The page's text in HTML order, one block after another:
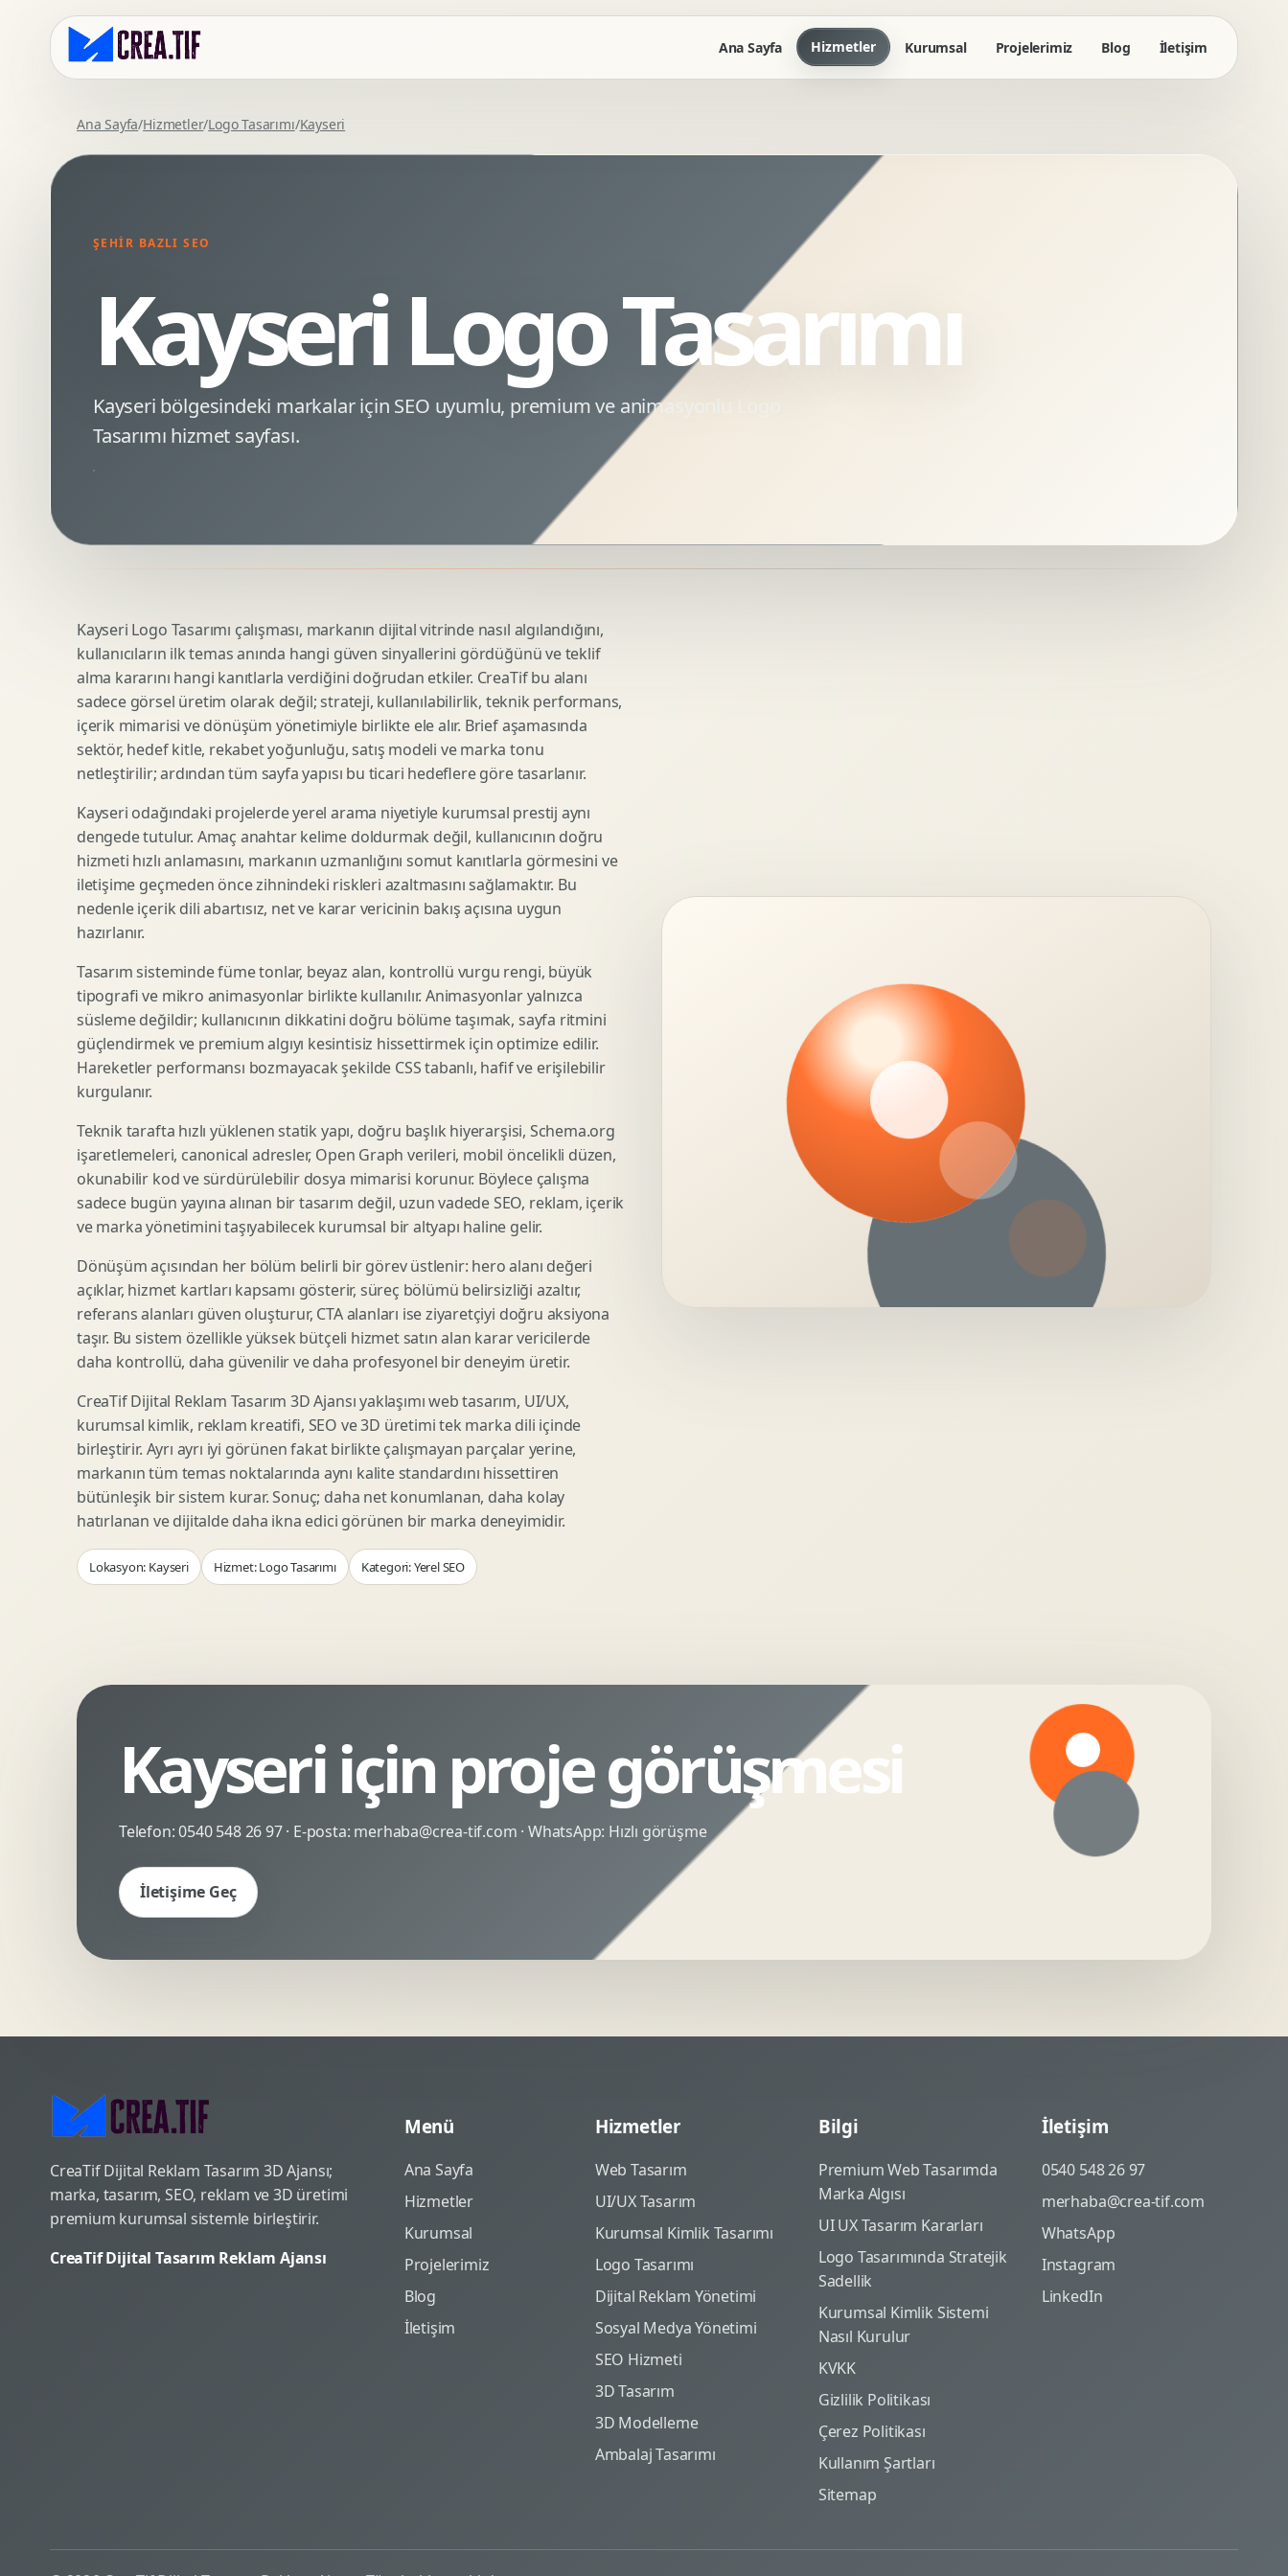
Ana Sayfa Hizmetler
Kurumsal Web Tasarim
SEO Uyumlu Web Tasarim
Webflow Web Tasarim
Framer Web Tasarim
Kurumsal Site Yenileme
Dashboard UI Tasarimi
Conversion UX Optimizasyonu
Kurumsal Dokuman Tasarimi
Ofis Ici Gorsel Kimlik
Kurumsal Katalog Tasarimi
Minimal Logo Tasarimi
Premium Logo Tasarimi
Logo Revizyonu
Kurumsal Logo Yenileme
Google Ads Reklam Tasarimi
Remarketing Kreatifleri
Sosyal Medya Kreatif Tasarimi
Reels Kapak Tasarimi
Topluluk Yonetimi
Influencer Kampanya Tasarimi
Uluslararasi SEO
SEO Icerik Stratejisi
Schema Markup Optimizasyonu
Urun Gorsellestirme
3D Reklam Gorseli
Cgi Kampanya Gorseli
3D Karakter Tasarimi
3D Stand Tasarimi
3D Sosyal Medya Gorseli
3D Lansman Filmi
3D Urun Modelleme
Mimari 3D Gorsellestirme
Endustriyel Modelleme
Low Poly Modelleme
High Poly Modelleme
3D Render Alma
Teknik Modelleme
Premium Ambalaj Tasarimi
Etiket Tasarimi
Kutu Tasarimi
Raf Gorunurlugu
Gida Ambalaj Tasarimi
Kozmetik Ambalaj Tasarimi
E Ticaret Kutu Tasarimi
Ambalaj Mockup Tasarimi
Afis Tasarimi
Brosur Tasarimi
Sosyal Medya Gorsel Tasarimi
Sunum Tasarimi
Infografik Tasarimi
Fuaye Gorsel Tasarimi
Kurumsal Ilan Tasarimi
Marka Stratejisi
Marka Konumlandirma
Isimlendirme
Rekabet Analizi
Marka Mimarisi
Deger Onerisi Tasarimi
Pazara Giris Stratejisi
Shopify Tasarim
Woocommerce Tasarim
Eticaret UX Optimizasyonu
Urun Sayfasi Tasarimi
Sepet Odeme UX
Pazaryeri Marka Magazasi
Eticaret SEO Altyapisi
Lead Generation Landing Page
Reklam Landing Page
Urun Lansman Sayfasi
Ab Test Arayuzu
App Landing Page
Form Optimizasyonu
Sales Page Tasarimi
Display Banner Tasarimi
Video Reklam Kreatifi
Outdoor Reklam Tasarimi
Story Reklam Tasarimi
Statik Reklam Gorseli
Motion Banner Tasarimi
Mikro Animasyon Tasarimi
Urun Tanitim Animasyonu
Interaktif Kampanya
Kurumsal Projelerimiz Blog İletişim
Ana Sayfa/Hizmetler/Logo Tasarımı/Kayseri
ŞEHIR BAZLI SEO
Kayseri Logo Tasarımı
Kayseri bölgesindeki markalar için SEO uyumlu, premium ve animasyonlu Logo
Tasarımı hizmet sayfası.
Kayseri Logo Tasarımı çalışması, markanın dijital vitrinde nasıl algılandığını,
kullanıcıların ilk temas anında hangi güven sinyallerini gördüğünü ve teklif
alma kararını hangi kanıtlarla verdiğini doğrudan etkiler. CreaTif bu alanı
sadece görsel üretim olarak değil; strateji, kullanılabilirlik, teknik performans,
içerik mimarisi ve dönüşüm yönetimiyle birlikte ele alır. Brief aşamasında
sektör, hedef kitle, rekabet yoğunluğu, satış modeli ve marka tonu
netleştirilir; ardından tüm sayfa yapısı bu ticari hedeflere göre tasarlanır.
Kayseri odağındaki projelerde yerel arama niyetiyle kurumsal prestij aynı
dengede tutulur. Amaç anahtar kelime doldurmak değil, kullanıcının doğru
hizmeti hızlı anlamasını, markanın uzmanlığını somut kanıtlarla görmesini ve
iletişime geçmeden önce zihnindeki riskleri azaltmasını sağlamaktır. Bu
nedenle içerik dili abartısız, net ve karar vericinin bakış açısına uygun
hazırlanır.
Tasarım sisteminde füme tonlar, beyaz alan, kontrollü vurgu rengi, büyük
tipografi ve mikro animasyonlar birlikte kullanılır. Animasyonlar yalnızca
süsleme değildir; kullanıcının dikkatini doğru bölüme taşımak, sayfa ritmini
güçlendirmek ve premium algıyı kesintisiz hissettirmek için optimize edilir.
Hareketler performansı bozmayacak şekilde CSS tabanlı, hafif ve erişilebilir
kurgulanır.
Teknik tarafta hızlı yüklenen statik yapı, doğru başlık hiyerarşisi, Schema.org
işaretlemeleri, canonical adresler, Open Graph verileri, mobil öncelikli düzen,
okunabilir kod ve sürdürülebilir dosya mimarisi korunur. Böylece çalışma
sadece bugün yayına alınan bir tasarım değil, uzun vadede SEO, reklam, içerik
ve marka yönetimini taşıyabilecek kurumsal bir altyapı haline gelir.
Dönüşüm açısından her bölüm belirli bir görev üstlenir: hero alanı değeri
açıklar, hizmet kartları kapsamı gösterir, süreç bölümü belirsizliği azaltır,
referans alanları güven oluşturur, CTA alanları ise ziyaretçiyi doğru aksiyona
taşır. Bu sistem özellikle yüksek bütçeli hizmet satın alan karar vericilerde
daha kontrollü, daha güvenilir ve daha profesyonel bir deneyim üretir.
CreaTif Dijital Reklam Tasarım 3D Ajansı yaklaşımı web tasarım, UI/UX,
kurumsal kimlik, reklam kreatifi, SEO ve 3D üretimi tek marka dili içinde
birleştirir. Ayrı ayrı iyi görünen fakat birlikte çalışmayan parçalar yerine,
markanın tüm temas noktalarında aynı kalite standardını hissettiren
bütünleşik bir sistem kurar. Sonuç; daha net konumlanan, daha kolay
hatırlanan ve dijitalde daha ikna edici görünen bir marka deneyimidir.
Lokasyon: Kayseri Hizmet: Logo Tasarımı Kategori: Yerel SEO
Kayseri için proje görüşmesi
Telefon:0540 548 26 97· E-posta: merhaba@crea-tif.com · WhatsApp: Hızlı görüşme
İletişime Geç
CreaTif Dijital Reklam Tasarım 3D Ajansı;
marka, tasarım, SEO, reklam ve 3D üretimi
premium kurumsal sistemle birleştirir.
CreaTif Dijital Tasarım Reklam Ajansı
Menü
Ana Sayfa
Hizmetler
Kurumsal
Projelerimiz
Blog
İletişim
Hizmetler
Web Tasarım
UI/UX Tasarım
Kurumsal Kimlik Tasarımı
Logo Tasarımı
Dijital Reklam Yönetimi
Sosyal Medya Yönetimi
SEO Hizmeti
3D Tasarım
3D Modelleme
Ambalaj Tasarımı
Bilgi
Premium Web Tasarımda
Marka Algısı
UI UX Tasarım Kararları
Logo Tasarımında Stratejik
Sadellik
Kurumsal Kimlik Sistemi
Nasıl Kurulur
KVKK
Gizlilik Politikası
Çerez Politikası
Kullanım Şartları
Sitemap
İletişim
0540 548 26 97
merhaba@crea-tif.com
WhatsApp
Instagram
LinkedIn